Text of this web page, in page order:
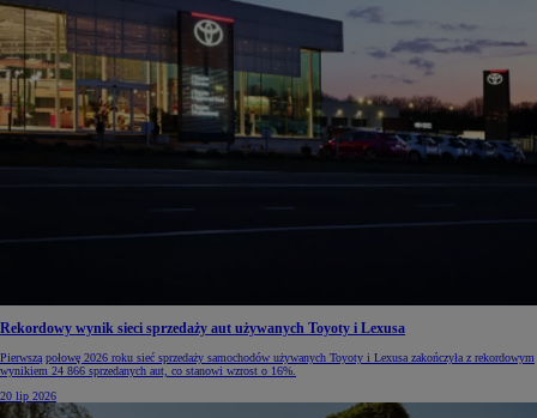
Rekordowy wynik sieci sprzedaży aut używanych Toyoty i Lexusa
Pierwszą połowę 2026 roku sieć sprzedaży samochodów używanych Toyoty i Lexusa zakończyła z rekordowym
wynikiem 24 866 sprzedanych aut, co stanowi wzrost o 16%.
20 lip 2026